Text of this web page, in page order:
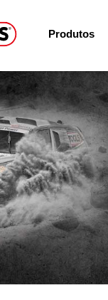
Produtos